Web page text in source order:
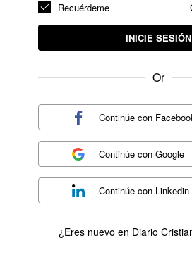
Recuérdeme
INICIE SESIÓN
Or
Continúe con
Continúe conGoogle
Continúe con Linkedin
¿Eres nuevo en Diario